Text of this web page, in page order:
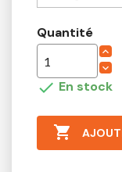
Quantité
 En stock
